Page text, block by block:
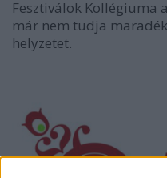
Fesztiválok Kollégiuma
már nem tudja
helyzetet.